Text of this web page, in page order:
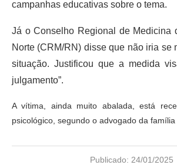
campanhas educativas sobre o tema.
Já o Conselho Regional de Medicina
Norte (CRM/RN) disse que não iria se
situação. Justificou que a medida
julgamento”.
A vítima, ainda muito abalada, está
psicológico, segundo o advogado da família
Publicado: 24/01/2025